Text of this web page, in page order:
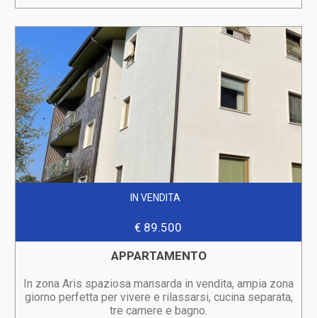
IN VENDITA
€ 89.500
APPARTAMENTO
In zona Aris spaziosa mansarda in vendita, ampia zona
giorno perfetta per vivere e rilassarsi, cucina separata,
tre camere e bagno.